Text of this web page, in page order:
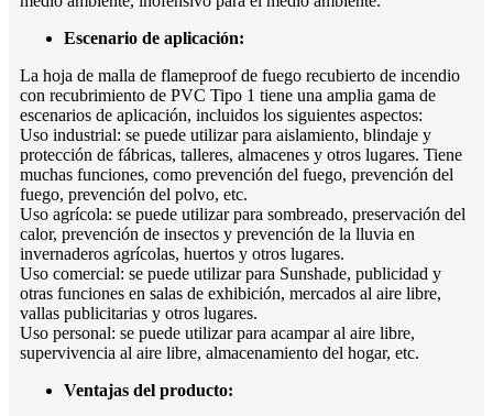
Escenario de aplicación:
La hoja de malla de flameproof de fuego recubierto de incendio
con recubrimiento de PVC Tipo 1 tiene una amplia gama de
escenarios de aplicación, incluidos los siguientes aspectos:
Uso industrial: se puede utilizar para aislamiento, blindaje y
protección de fábricas, talleres, almacenes y otros lugares. Tiene
muchas funciones, como prevención del fuego, prevención del
fuego, prevención del polvo, etc.
Uso agrícola: se puede utilizar para sombreado, preservación del
calor, prevención de insectos y prevención de la lluvia en
invernaderos agrícolas, huertos y otros lugares.
Uso comercial: se puede utilizar para Sunshade, publicidad y
otras funciones en salas de exhibición, mercados al aire libre,
vallas publicitarias y otros lugares.
Uso personal: se puede utilizar para acampar al aire libre,
supervivencia al aire libre, almacenamiento del hogar, etc.
Ventajas del producto: